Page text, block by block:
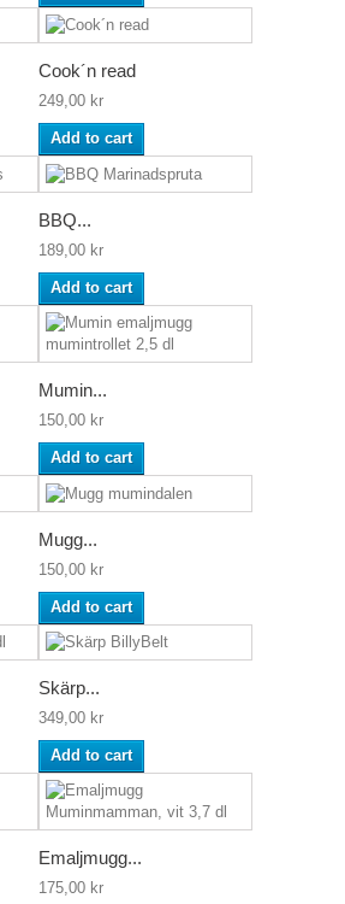
Cook´n read
249,00 kr
Add to cart
BBQ...
189,00 kr
Add to cart
Mumin...
150,00 kr
Add to cart
Mugg...
150,00 kr
Add to cart
Skärp...
349,00 kr
Add to cart
Emaljmugg...
175,00 kr